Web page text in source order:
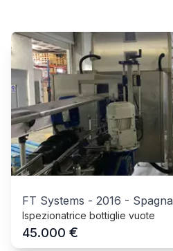
FT Systems - 2016 - Spagna
Ispezionatrice bottiglie vuote
45.000 €